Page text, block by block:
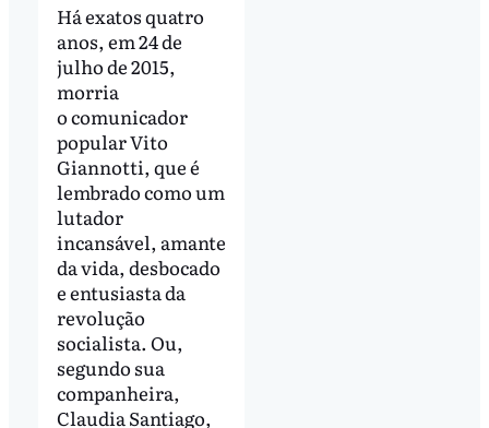
Há exatos quatro
anos, em 24 de
julho de 2015,
morria
o comunicador
popular Vito
Giannotti, que é
lembrado como um
lutador
incansável, amante
da vida, desbocado
e entusiasta da
revolução
socialista. Ou,
segundo sua
companheira,
Claudia Santiago,